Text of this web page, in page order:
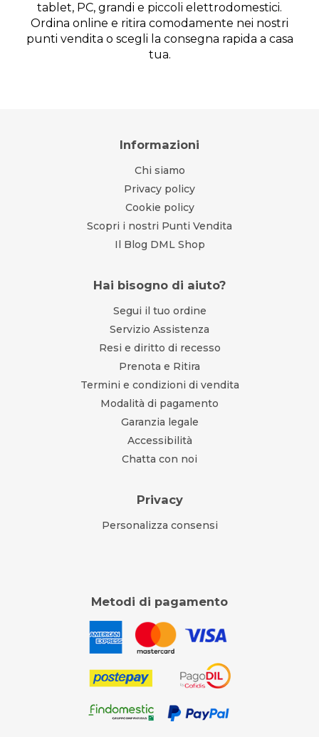
tablet, PC, grandi e piccoli elettrodomestici.
Ordina online e ritira comodamente nei nostri
punti vendita o scegli la consegna rapida a casa
tua.
Informazioni
Chi siamo
Privacy policy
Cookie policy
Scopri i nostri Punti Vendita
Il Blog DML Shop
Hai bisogno di aiuto?
Segui il tuo ordine
Servizio Assistenza
Resi e diritto di recesso
Prenota e Ritira
Termini e condizioni di vendita
Modalità di pagamento
Garanzia legale
Accessibilità
Chatta con noi
Privacy
Personalizza consensi
Metodi di pagamento